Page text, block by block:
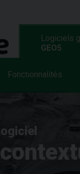
Logiciels
GEO5
Fonctionnalités